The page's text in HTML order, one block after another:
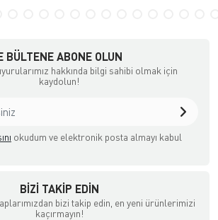
BÜLTENE ABONE OLUN
hakkında bilgi sahibi olmak için
kaydolun!
okudum ve elektronik posta almayı kabul
BIZI TAKIP EDIN
bizi takip edin, en yeni ürünlerimizi
kaçırmayın!